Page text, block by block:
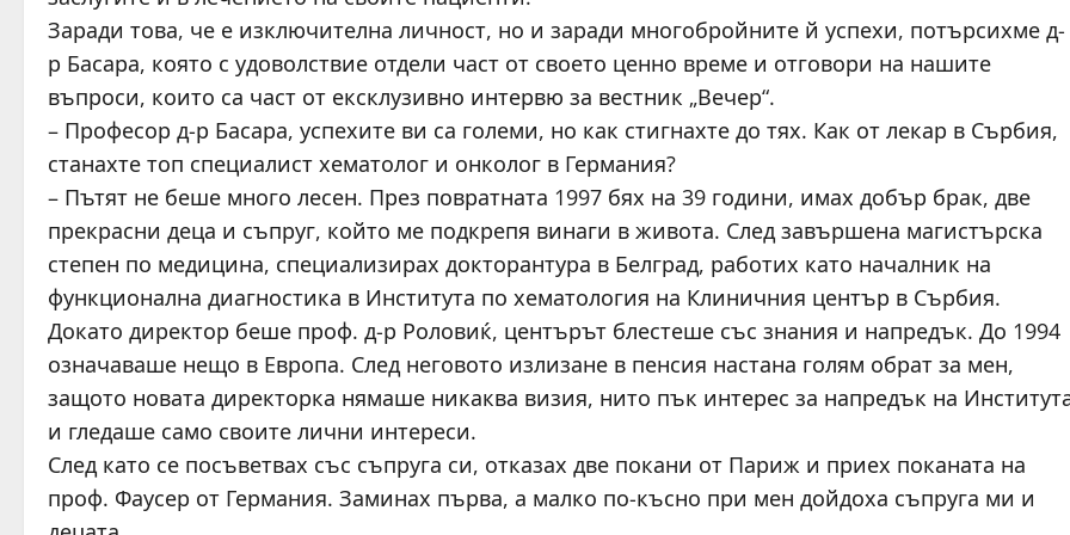
Заради това, че е изключителна личност, но и заради многобройните й успехи, потърсихме д-
р Басара, която с удоволствие отдели част от своето ценно време и отговори на нашите
въпроси, които са част от ексклузивно интервю за вестник „Вечер“.
– Професор д-р Басара, успехите ви са големи, но как стигнахте до тях. Как от лекар в Сърбия,
станахте топ специалист хематолог и онколог в Германия?
– Пътят не беше много лесен. През повратната 1997 бях на 39 години, имах добър брак, две
прекрасни деца и съпруг, който ме подкрепя винаги в живота. След завършена магистърска
степен по медицина, специализирах докторантура в Белград, работих като началник на
функционална диагностика в Института по хематология на Клиничния център в Сърбия.
Докато директор беше проф. д-р Роловиќ, центърът блестеше със знания и напредък. До 1994
означаваше нещо в Европа. След неговото излизане в пенсия настана голям обрат за мен,
защото новата директорка нямаше никаква визия, нито пък интерес за напредък на
и гледаше само своите лични интереси.
След като се посъветвах със съпруга си, отказах две покани от Париж и приех поканата на
проф. Фаусер от Германия. Заминах първа, а малко по-късно при мен дойдоха съпруга ми и